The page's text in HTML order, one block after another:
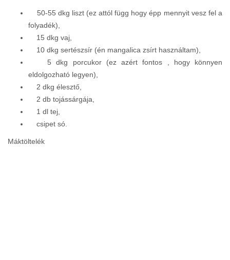
50-55 dkg liszt (ez attól függ hogy épp mennyit vesz fel a
folyadék),
15 dkg vaj,
10 dkg sertészsír (én mangalica zsírt használtam),
5 dkg porcukor (ez azért fontos , hogy könnyen
eldolgozható legyen),
2 dkg élesztő,
2 db tojássárgája,
1 dl tej,
csipet só.
Máktöltelék